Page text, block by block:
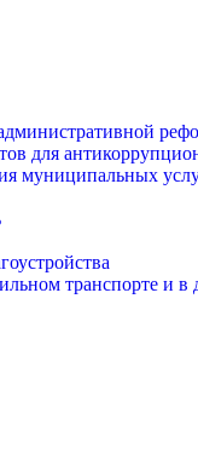
для
муниципальных
транспорте и в